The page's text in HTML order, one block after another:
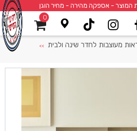
המוצר - אספקה מהירה - מחיר הוגן
0
מעוצבות לחדר שינה ולבית >>